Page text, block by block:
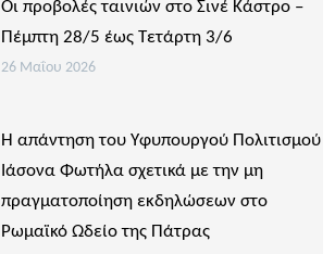
Οι προβολές ταινιών στο Σινέ Κάστρο –
Πέμπτη 28/5 έως Τετάρτη 3/6
26 Μαΐου 2026
Η απάντηση του Υφυπουργού Πολιτισμού
Ιάσονα Φωτήλα σχετικά με την μη
πραγματοποίηση εκδηλώσεων στο
Ρωμαϊκό Ωδείο της Πάτρας